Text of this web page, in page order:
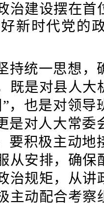
治建设摆在首
新时代党的
持统一思想，
既是对县人大
，也是对领导
是对人大常委
要积极主动地
从安排，确保
治规矩，从讲
主动配合考察